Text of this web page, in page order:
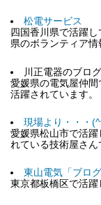
松電サービス
四国香川県で活躍
県のボランティア情
川正電器のブログ
愛媛県の電気屋仲
活躍されています。
現場より・・・
愛媛県松山市で活
れている技術屋さん
東山電気「ブログ
東京都板橋区で活